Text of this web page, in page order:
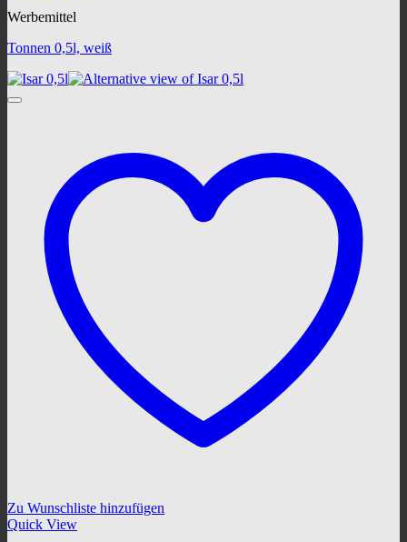
Werbemittel
Tonnen 0,5l, weiß
Zu Wunschliste hinzufügen
Quick View